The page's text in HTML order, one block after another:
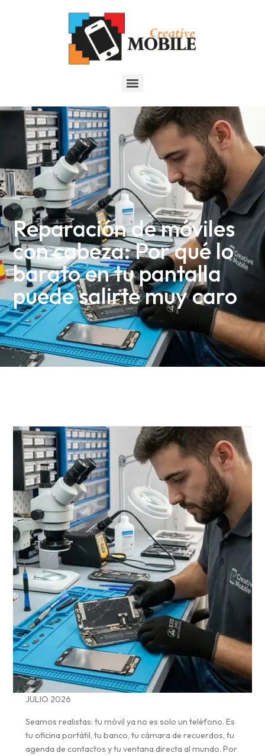
Reparación de móviles
con cabeza: Por qué lo
barato en tu pantalla
puede salirte muy caro
JULIO 2026
Seamos realistas: tu móvil ya no es solo un teléfono. Es
tu oficina portátil, tu banco, tu cámara de recuerdos, tu
agenda de contactos y tu ventana directa al mundo. Por